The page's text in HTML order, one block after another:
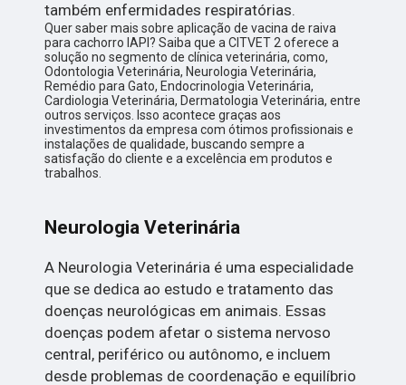
também enfermidades respiratórias.
Quer saber mais sobre aplicação de vacina de raiva
para cachorro IAPI? Saiba que a CITVET 2 oferece a
solução no segmento de clínica veterinária, como,
Odontologia Veterinária, Neurologia Veterinária,
Remédio para Gato, Endocrinologia Veterinária,
Cardiologia Veterinária, Dermatologia Veterinária, entre
outros serviços. Isso acontece graças aos
investimentos da empresa com ótimos profissionais e
instalações de qualidade, buscando sempre a
satisfação do cliente e a excelência em produtos e
trabalhos.
Neurologia Veterinária
A Neurologia Veterinária é uma especialidade
que se dedica ao estudo e tratamento das
doenças neurológicas em animais. Essas
doenças podem afetar o sistema nervoso
central, periférico ou autônomo, e incluem
desde problemas de coordenação e equilíbrio